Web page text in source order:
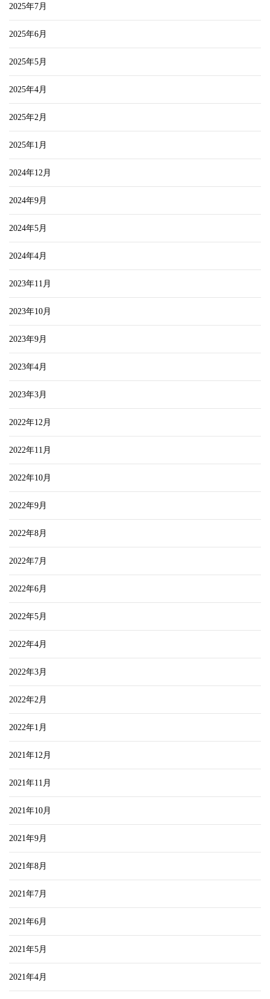
2025年7月
2025年6月
2025年5月
2025年4月
2025年2月
2025年1月
2024年12月
2024年9月
2024年5月
2024年4月
2023年11月
2023年10月
2023年9月
2023年4月
2023年3月
2022年12月
2022年11月
2022年10月
2022年9月
2022年8月
2022年7月
2022年6月
2022年5月
2022年4月
2022年3月
2022年2月
2022年1月
2021年12月
2021年11月
2021年10月
2021年9月
2021年8月
2021年7月
2021年6月
2021年5月
2021年4月